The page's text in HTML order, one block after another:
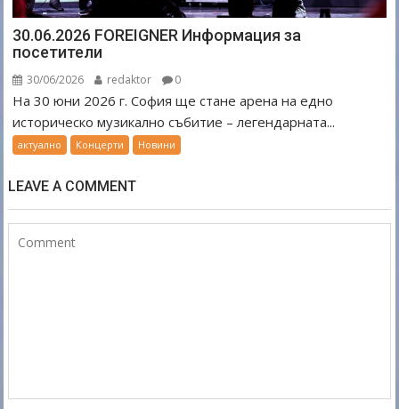
30.06.2026 FOREIGNER Информация за
посетители
30/06/2026 redaktor 0
На 30 юни 2026 г. София ще стане арена на едно
историческо музикално събитие – легендарната...
актуално Концерти Новини
LEAVE A COMMENT